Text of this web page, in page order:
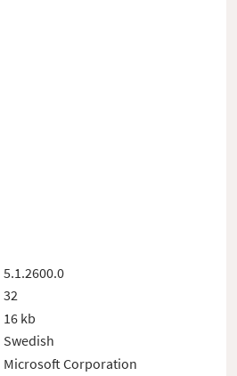
5.1.2600.0
32
16 kb
Swedish
Microsoft Corporation